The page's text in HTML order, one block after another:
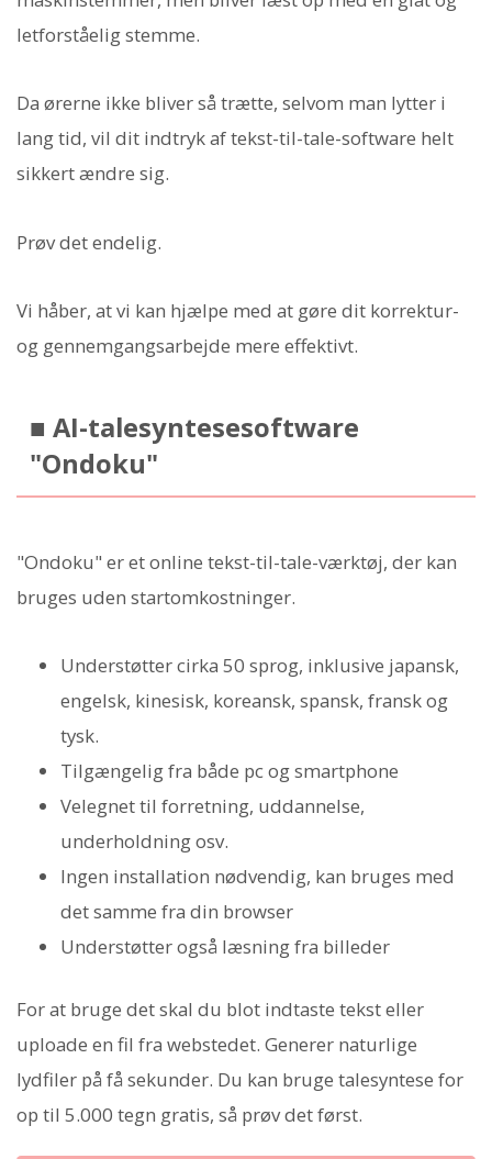
letforståelig stemme.
Da ørerne ikke bliver så trætte, selvom man lytter i
lang tid, vil dit indtryk af tekst-til-tale-software helt
sikkert ændre sig.
Prøv det endelig.
Vi håber, at vi kan hjælpe med at gøre dit korrektur-
og gennemgangsarbejde mere effektivt.
■ AI-talesyntesesoftware
"Ondoku"
"Ondoku" er et online tekst-til-tale-værktøj, der kan
bruges uden startomkostninger.
Understøtter cirka 50 sprog, inklusive japansk,
engelsk, kinesisk, koreansk, spansk, fransk og
tysk.
Tilgængelig fra både pc og smartphone
Velegnet til forretning, uddannelse,
underholdning osv.
Ingen installation nødvendig, kan bruges med
det samme fra din browser
Understøtter også læsning fra billeder
For at bruge det skal du blot indtaste tekst eller
uploade en fil fra webstedet. Generer naturlige
lydfiler på få sekunder. Du kan bruge talesyntese for
op til 5.000 tegn gratis, så prøv det først.